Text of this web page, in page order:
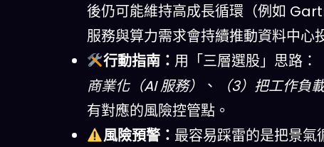
後仍可能維持高成長循環（例如
服務與算力需求會持續推動資料中心
行動指南： 用「三層選股」思路：
商業化（AI 服務）
、 （3）把工作負
有對應的風險控管點。
風險預警： 最容易踩雷的是把景氣